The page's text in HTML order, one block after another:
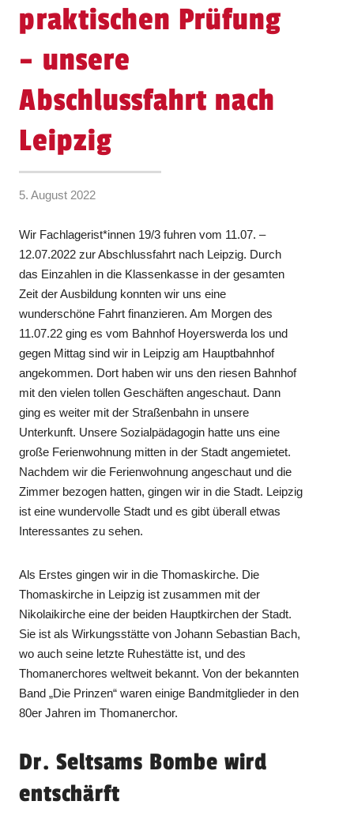
praktischen Prüfung
– unsere
Abschlussfahrt nach
Leipzig
5. August 2022
Wir Fachlagerist*innen 19/3 fuhren vom 11.07. –
12.07.2022 zur Abschlussfahrt nach Leipzig. Durch
das Einzahlen in die Klassenkasse in der gesamten
Zeit der Ausbildung konnten wir uns eine
wunderschöne Fahrt finanzieren. Am Morgen des
11.07.22 ging es vom Bahnhof Hoyerswerda los und
gegen Mittag sind wir in Leipzig am Hauptbahnhof
angekommen. Dort haben wir uns den riesen Bahnhof
mit den vielen tollen Geschäften angeschaut. Dann
ging es weiter mit der Straßenbahn in unsere
Unterkunft. Unsere Sozialpädagogin hatte uns eine
große Ferienwohnung mitten in der Stadt angemietet.
Nachdem wir die Ferienwohnung angeschaut und die
Zimmer bezogen hatten, gingen wir in die Stadt. Leipzig
ist eine wundervolle Stadt und es gibt überall etwas
Interessantes zu sehen.
Als Erstes gingen wir in die Thomaskirche. Die
Thomaskirche in Leipzig ist zusammen mit der
Nikolaikirche eine der beiden Hauptkirchen der Stadt.
Sie ist als Wirkungsstätte von Johann Sebastian Bach,
wo auch seine letzte Ruhestätte ist, und des
Thomanerchores weltweit bekannt. Von der bekannten
Band „Die Prinzen“ waren einige Bandmitglieder in den
80er Jahren im Thomanerchor.
Dr. Seltsams Bombe wird
entschärft